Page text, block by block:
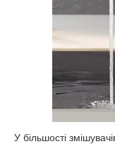
У більшості